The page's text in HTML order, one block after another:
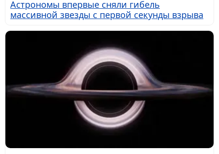
Астрономы впервые сняли гибель
массивной звезды с первой секунды взрыва